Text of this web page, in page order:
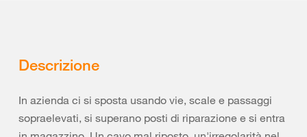
Descrizione
In azienda ci si sposta usando vie, scale e passaggi
sopraelevati, si superano posti di riparazione e si entra